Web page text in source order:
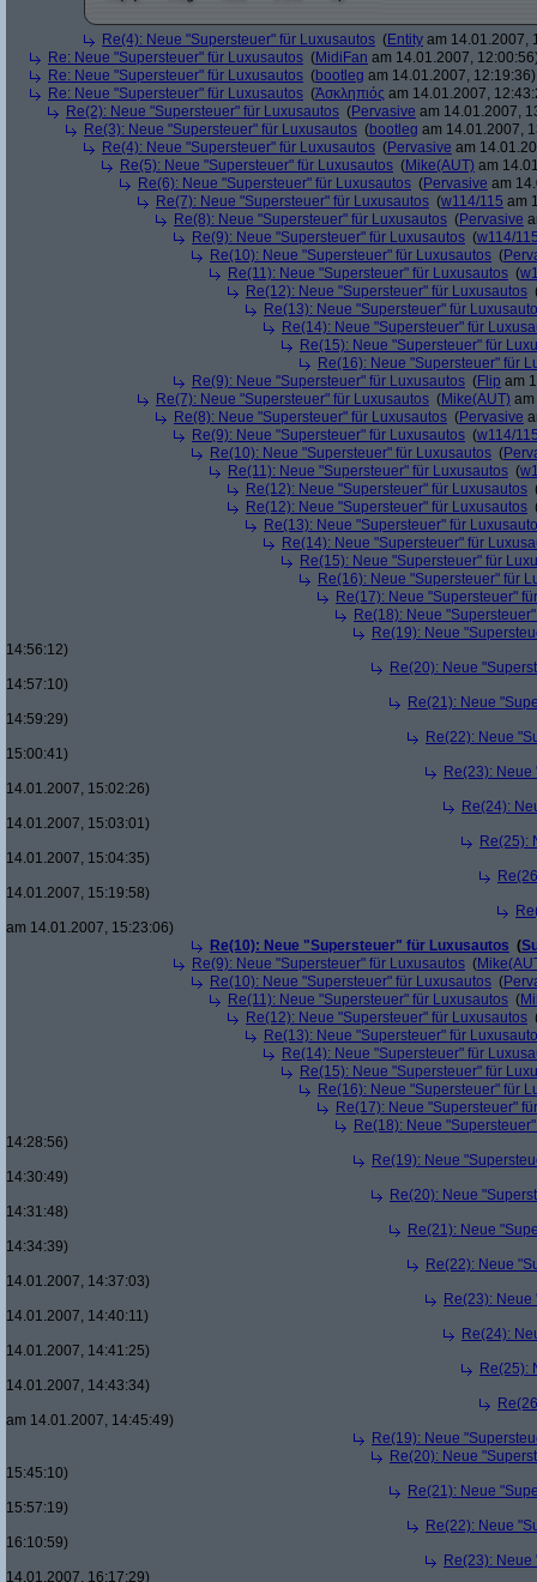
Re(4): Neue "Supersteuer" für Luxusautos (Entity am 14.01.2007,
Re: Neue "Supersteuer" für Luxusautos (MidiFan am 14.01.2007,
Re: Neue "Supersteuer" für Luxusautos (bootleg am 14.01.2007, 12:19:36)
Re: Neue "Supersteuer" für Luxusautos (Ἀσκληπιός am 14.01.2007,
Re(2): Neue "Supersteuer" für Luxusautos (Pervasive am 14.01.2007,
Re(3): Neue "Supersteuer" für Luxusautos (bootleg am 14.01.2007,
Re(4): Neue "Supersteuer" für Luxusautos (Pervasive am
Re(5): Neue "Supersteuer" für Luxusautos (Mike(AUT) am
Re(6): Neue "Supersteuer" für Luxusautos (Pervasive am
Re(7): Neue "Supersteuer" für Luxusautos (w114/115 am
Re(8): Neue "Supersteuer" für Luxusautos (Pervasive
Re(9): Neue "Supersteuer" für Luxusautos (w114/
Re(10): Neue "Supersteuer" für Luxusautos (
Re(11): Neue "Supersteuer" für Luxusautos (
Re(12): Neue "Supersteuer" für Luxusautos
Re(13): Neue "Supersteuer" für
Re(14): Neue "Supersteuer" für
Re(15): Neue "Supersteuer" für
Re(16): Neue "Supersteuer" für
Re(9): Neue "Supersteuer" für Luxusautos (Flip am
Re(7): Neue "Supersteuer" für Luxusautos (Mike(AUT)
Re(8): Neue "Supersteuer" für Luxusautos (Pervasive
Re(9): Neue "Supersteuer" für Luxusautos (w114/
Re(10): Neue "Supersteuer" für Luxusautos (
Re(11): Neue "Supersteuer" für Luxusautos (
Re(12): Neue "Supersteuer" für Luxusautos
Re(12): Neue "Supersteuer" für Luxusautos
Re(13): Neue "Supersteuer" für
Re(14): Neue "Supersteuer" für
Re(15): Neue "Supersteuer" für
Re(16): Neue "Supersteuer" für
Re(17): Neue "Supersteuer"
Re(18): Neue
Re(19): Neue
14:56:12)
Re(20): Neue
14:57:10)
Re(21): Neue
14:59:29)
Re(22): Neue
15:00:41)
Re(23):
14.01.2007, 15:02:26)
Re(24):
14.01.2007, 15:03:01)
Re(25):
14.01.2007, 15:04:35)
14.01.2007, 15:19:58)
am 14.01.2007, 15:23:06)
Re(10): Neue "Supersteuer" für Luxusautos (
Re(9): Neue "Supersteuer" für Luxusautos (
Re(10): Neue "Supersteuer" für Luxusautos (
Re(11): Neue "Supersteuer" für Luxusautos (
Re(12): Neue "Supersteuer" für Luxusautos
Re(13): Neue "Supersteuer" für
Re(14): Neue "Supersteuer" für
Re(15): Neue "Supersteuer" für
Re(16): Neue "Supersteuer" für
Re(17): Neue "Supersteuer"
Re(18): Neue
14:28:56)
Re(19): Neue
14:30:49)
Re(20): Neue
14:31:48)
Re(21): Neue
14:34:39)
Re(22): Neue
14.01.2007, 14:37:03)
Re(23):
14.01.2007, 14:40:11)
Re(24):
14.01.2007, 14:41:25)
Re(25):
14.01.2007, 14:43:34)
am 14.01.2007, 14:45:49)
Re(19): Neue
Re(20): Neue
15:45:10)
Re(21): Neue
15:57:19)
Re(22): Neue
16:10:59)
Re(23):
14.01.2007, 16:17:29)